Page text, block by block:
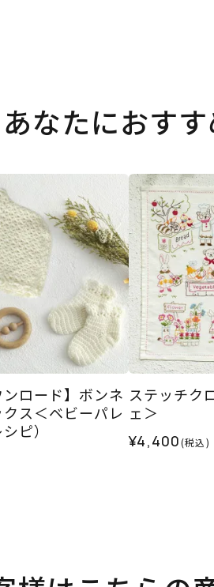
あなたにおす
ンロード】ボンネ
ス＜ベビーパレ
ピ）
ステッチク
ェ＞
¥4,400(税込)